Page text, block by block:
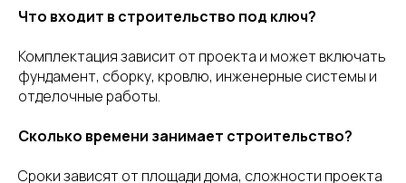
Что входит в строительство под ключ?
Комплектация зависит от проекта и может включать
фундамент, сборку, кровлю, инженерные системы и
отделочные работы.
Сколько времени занимает строительство?
Сроки зависят от площади дома, сложности проекта